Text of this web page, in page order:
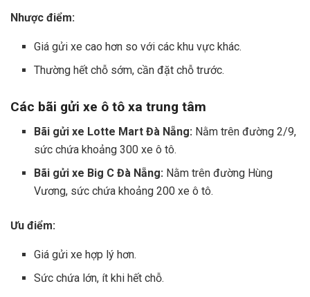
Nhược điểm:
Giá gửi xe cao hơn so với các khu vực khác.
Thường hết chỗ sớm, cần đặt chỗ trước.
Các bãi gửi xe ô tô xa trung tâm
Bãi gửi xe Lotte Mart Đà Nẵng: Nằm trên đường 2/9,
sức chứa khoảng 300 xe ô tô.
Bãi gửi xe Big C Đà Nẵng: Nằm trên đường Hùng
Vương, sức chứa khoảng 200 xe ô tô.
Ưu điểm:
Giá gửi xe hợp lý hơn.
Sức chứa lớn, ít khi hết chỗ.